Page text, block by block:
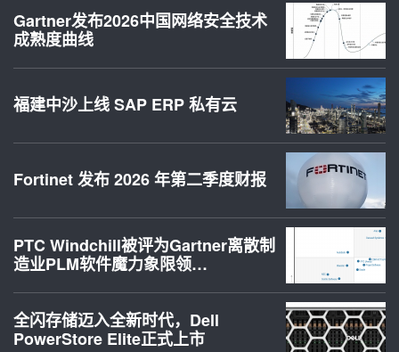
Gartner发布2026中国网络安全技术
成熟度曲线
福建中沙上线 SAP ERP 私有云
Fortinet 发布 2026 年第二季度财报
PTC Windchill被评为Gartner离散制
造业PLM软件魔力象限领…
全闪存储迈入全新时代，Dell
PowerStore Elite正式上市